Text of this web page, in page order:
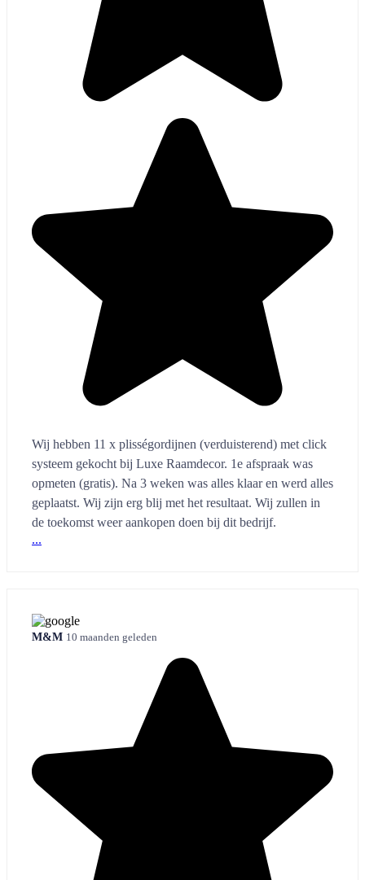
Wij hebben 11 x plisségordijnen (verduisterend) met click
systeem gekocht bij Luxe Raamdecor. 1e afspraak was
opmeten (gratis). Na 3 weken was alles klaar en werd alles
geplaatst. Wij zijn erg blij met het resultaat. Wij zullen in
de toekomst weer aankopen doen bij dit bedrijf.
...
M&M 10 maanden geleden